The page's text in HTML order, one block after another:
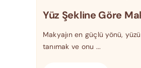
Yüz Şekline Göre
Makyajın en güçlü yönü,
tanımak ve onu ...